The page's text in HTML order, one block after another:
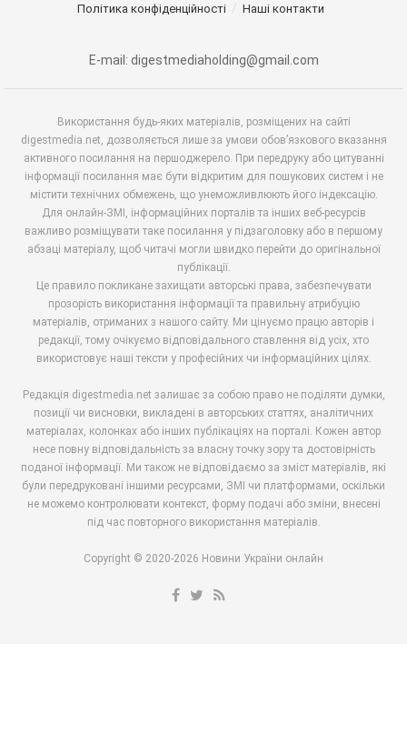
Політика конфіденційності
Наші контакти
E-mail: digestmediaholding@gmail.com
Використання будь-яких матеріалів, розміщених на сайті
digestmedia.net, дозволяється лише за умови обов’язкового вказання
активного посилання на першоджерело. При передруку або цитуванні
інформації посилання має бути відкритим для пошукових систем і не
містити технічних обмежень, що унеможливлюють його індексацію.
Для онлайн-ЗМІ, інформаційних порталів та інших веб-ресурсів
важливо розміщувати таке посилання у підзаголовку або в першому
абзаці матеріалу, щоб читачі могли швидко перейти до оригінальної
публікації.
Це правило покликане захищати авторські права, забезпечувати
прозорість використання інформації та правильну атрибуцію
матеріалів, отриманих з нашого сайту. Ми цінуємо працю авторів і
редакції, тому очікуємо відповідального ставлення від усіх, хто
використовує наші тексти у професійних чи інформаційних цілях.
Редакція digestmedia.net залишає за собою право не поділяти думки,
позиції чи висновки, викладені в авторських статтях, аналітичних
матеріалах, колонках або інших публікаціях на порталі. Кожен автор
несе повну відповідальність за власну точку зору та достовірність
поданої інформації. Ми також не відповідаємо за зміст матеріалів, які
були передруковані іншими ресурсами, ЗМІ чи платформами, оскільки
не можемо контролювати контекст, форму подачі або зміни, внесені
під час повторного використання матеріалів.
Copyright © 2020-2026 Новини України онлайн